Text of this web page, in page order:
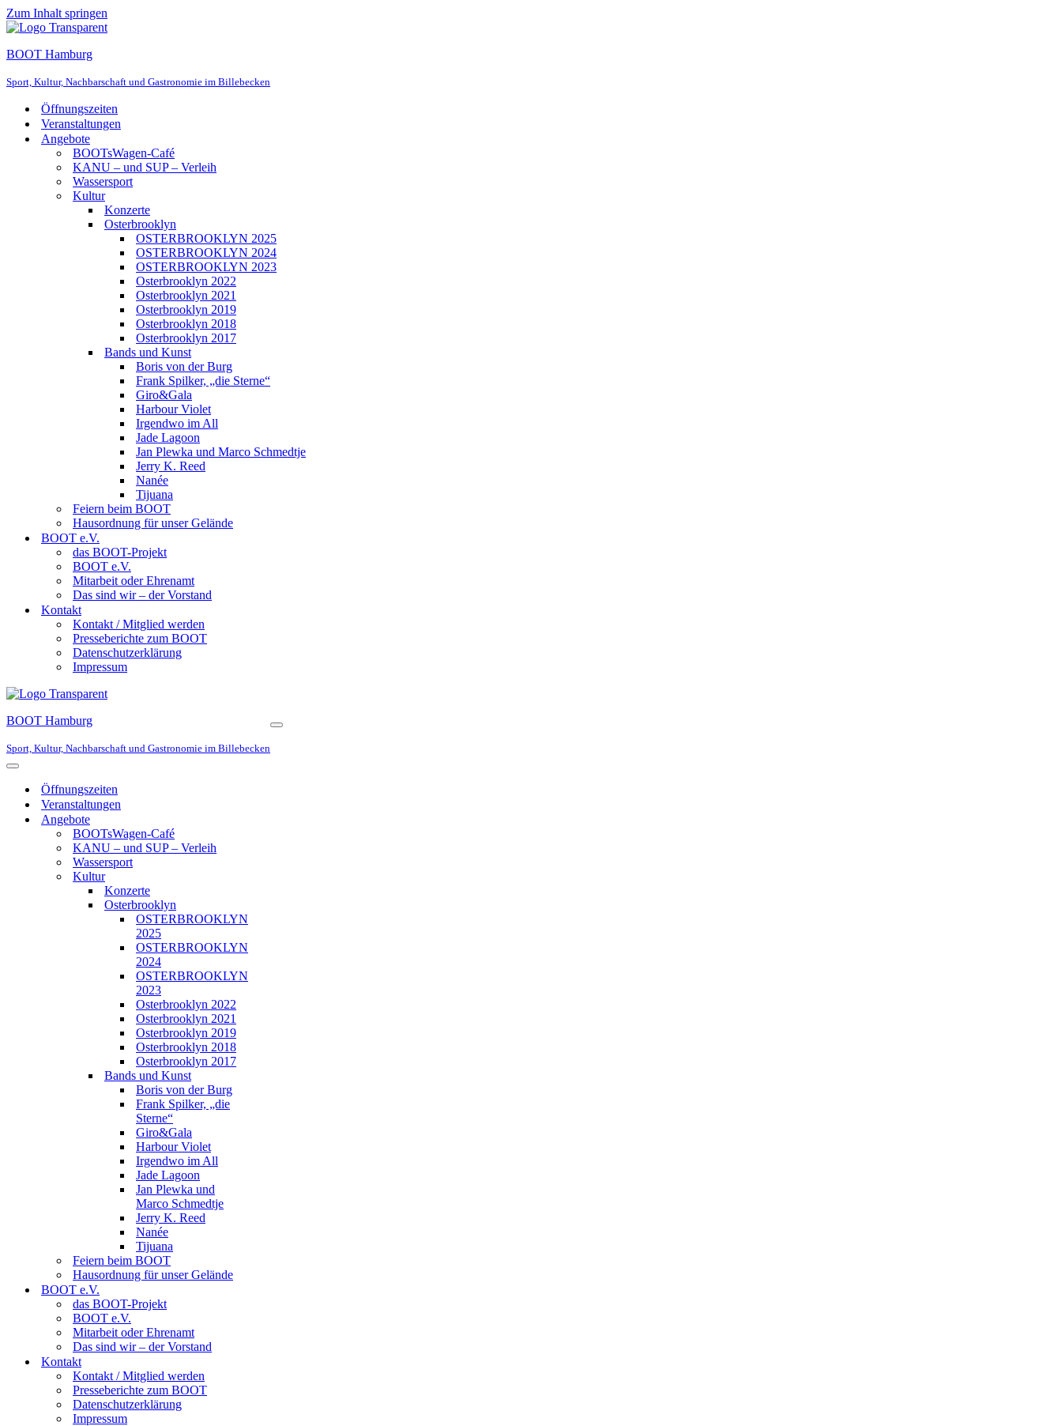
Zum Inhalt springen
BOOT Hamburg
Sport, Kultur, Nachbarschaft und Gastronomie im Billebecken
Öffnungszeiten
Veranstaltungen
Angebote
BOOTsWagen-Café
KANU – und SUP – Verleih
Wassersport
Kultur
Konzerte
Osterbrooklyn
OSTERBROOKLYN 2025
OSTERBROOKLYN 2024
OSTERBROOKLYN 2023
Osterbrooklyn 2022
Osterbrooklyn 2021
Osterbrooklyn 2019
Osterbrooklyn 2018
Osterbrooklyn 2017
Bands und Kunst
Boris von der Burg
Frank Spilker, „die Sterne“
Giro&Gala
Harbour Violet
Irgendwo im All
Jade Lagoon
Jan Plewka und Marco Schmedtje
Jerry K. Reed
Nanée
Tijuana
Feiern beim BOOT
Hausordnung für unser Gelände
BOOT e.V.
das BOOT-Projekt
BOOT e.V.
Mitarbeit oder Ehrenamt
Das sind wir – der Vorstand
Kontakt
Kontakt / Mitglied werden
Presseberichte zum BOOT
Datenschutzerklärung
Impressum
BOOT Hamburg
Sport, Kultur, Nachbarschaft und Gastronomie im Billebecken
Navigationsmenü
Navigationsmenü
Öffnungszeiten
Veranstaltungen
Angebote
BOOTsWagen-Café
KANU – und SUP – Verleih
Wassersport
Kultur
Konzerte
Osterbrooklyn
OSTERBROOKLYN
2025
OSTERBROOKLYN
2024
OSTERBROOKLYN
2023
Osterbrooklyn 2022
Osterbrooklyn 2021
Osterbrooklyn 2019
Osterbrooklyn 2018
Osterbrooklyn 2017
Bands und Kunst
Boris von der Burg
Frank Spilker, „die
Sterne“
Giro&Gala
Harbour Violet
Irgendwo im All
Jade Lagoon
Jan Plewka und
Marco Schmedtje
Jerry K. Reed
Nanée
Tijuana
Feiern beim BOOT
Hausordnung für unser Gelände
BOOT e.V.
das BOOT-Projekt
BOOT e.V.
Mitarbeit oder Ehrenamt
Das sind wir – der Vorstand
Kontakt
Kontakt / Mitglied werden
Presseberichte zum BOOT
Datenschutzerklärung
Impressum